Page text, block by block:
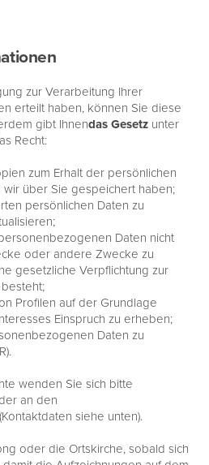
zur Verarbeitung Ihrer
erteilt haben, können Sie diese
gibt Ihnendas Gesetz unter
Recht:
zum Erhalt der persönlichen
über Sie gespeichert haben;
persönlichen Daten zu
Daten nicht
oder andere Zwecke zu
gesetzliche Verpflichtung zur
Profilen auf der Grundlage
Einspruch zu erheben;
Daten zu
wenden Sie sich bitte
an den
siehe unten).
oder die Ortskirche, sobald sich